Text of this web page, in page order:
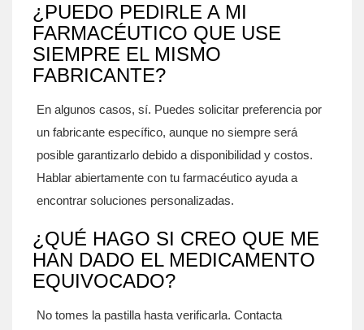
¿PUEDO PEDIRLE A MI
FARMACÉUTICO QUE USE
SIEMPRE EL MISMO
FABRICANTE?
En algunos casos, sí. Puedes solicitar preferencia por
un fabricante específico, aunque no siempre será
posible garantizarlo debido a disponibilidad y costos.
Hablar abiertamente con tu farmacéutico ayuda a
encontrar soluciones personalizadas.
¿QUÉ HAGO SI CREO QUE ME
HAN DADO EL MEDICAMENTO
EQUIVOCADO?
No tomes la pastilla hasta verificarla. Contacta